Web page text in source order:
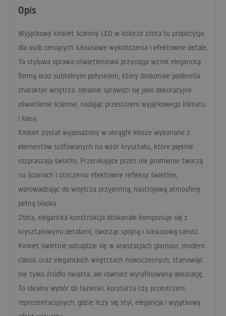
Opis
Wyjątkowy kinkiet ścienny LED w kolorze złota to propozycja
dla osób ceniących luksusowe wykończenia i efektowne detale.
Ta stylowa oprawa oświetleniowa przyciąga wzrok elegancką
formą oraz subtelnym połyskiem, który doskonale podkreśla
charakter wnętrza. Idealnie sprawdzi się jako dekoracyjne
oświetlenie ścienne, nadając przestrzeni wyjątkowego klimatu
i klasy.
Kinkiet został wyposażony w okrągłe klosze wykonane z
elementów szlifowanych na wzór kryształu, które pięknie
rozpraszają światło. Przenikające przez nie promienie tworzą
na ścianach i otoczeniu efektowne refleksy świetlne,
wprowadzając do wnętrza przyjemną, nastrojową atmosferę
pełną blasku.
Złota, elegancka konstrukcja doskonale komponuje się z
kryształowymi detalami, tworząc spójną i luksusową całość.
Kinkiet świetnie odnajdzie się w aranżacjach glamour, modern
classic oraz eleganckich wnętrzach nowoczesnych, stanowiąc
nie tylko źródło światła, ale również wyrafinowaną dekorację.
To idealny wybór do łazienki, korytarza czy przestrzeni
reprezentacyjnych, gdzie liczy się styl, elegancja i wyjątkowy